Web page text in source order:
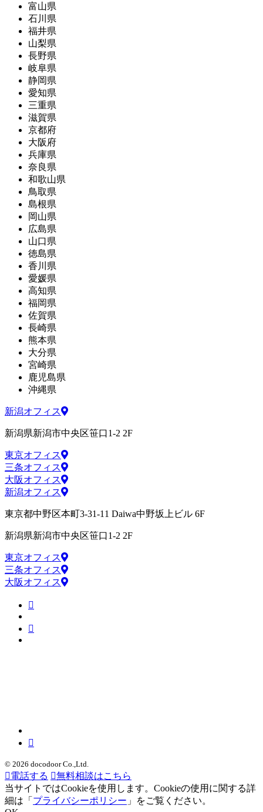
富山県
石川県
福井県
山梨県
長野県
岐阜県
静岡県
愛知県
三重県
滋賀県
京都府
大阪府
兵庫県
奈良県
和歌山県
鳥取県
島根県
岡山県
広島県
山口県
徳島県
香川県
愛媛県
高知県
福岡県
佐賀県
長崎県
熊本県
大分県
宮崎県
鹿児島県
沖縄県
新潟オフィス
新潟県新潟市中央区笹口1-2 2F
東京オフィス
三条オフィス
大阪オフィス
新潟オフィス
東京都中野区本町3-31-11 Daiwa中野坂上ビル 6F
新潟県新潟市中央区笹口1-2 2F
東京オフィス
三条オフィス
大阪オフィス
© 2026 docodoor Co.,Ltd.
電話する
無料相談はこちら
当サイトではCookieを使用します。Cookieの使用に関する詳
細は「 プライバシーポリシー 」をご覧ください。